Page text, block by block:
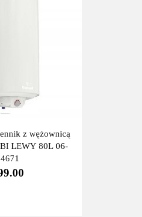
z wężownicą
LEWY 80L 06-